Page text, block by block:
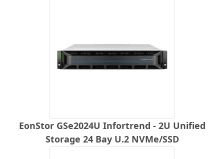
EonStor GSe2024U Infortrend - 2U Unified
Storage 24 Bay U.2 NVMe/SSD